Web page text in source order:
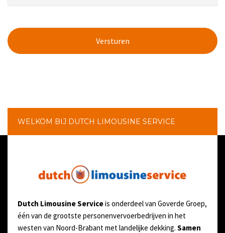
WELKOM BIJ DUTCH LIMOUSINE SERVICE
Dutch Limousine Serviceis onderdeel van Goverde Groep,
één van de grootste personenvervoerbedrijven in het
westen van Noord-Brabant met landelijke dekking. Samen